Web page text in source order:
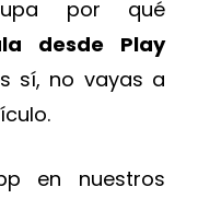
por qué
desde Play
sí, no vayas a
en nuestros